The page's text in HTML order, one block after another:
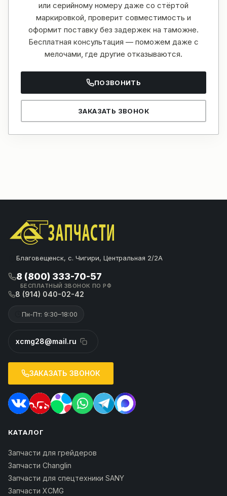
или серийному номеру даже со стёртой
маркировкой, проверит совместимость и
оформит поставку без задержек на таможне.
Бесплатная консультация — поможем даже с
мелочами, где другие отказываются.
ПОЗВОНИТЬ
ЗАКАЗАТЬ ЗВОНОК
Благовещенск, с. Чигири, Центральная 2/2А
8 (800) 333-70-57
БЕСПЛАТНЫЙ ЗВОНОК ПО РФ
8 (914) 040-02-42
Пн-Пт: 9:30–18:00
xcmg28@mail.ru
ЗАКАЗАТЬ ЗВОНОК
КАТАЛОГ
Запчасти для грейдеров
Запчасти Changlin
Запчасти для спецтехники SANY
Запчасти XCMG